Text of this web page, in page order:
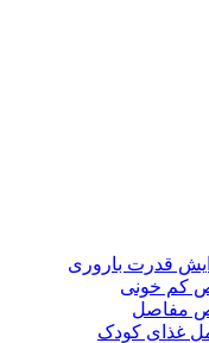
قدرت باروری
کم خونی
مفاصل
غذای کودک